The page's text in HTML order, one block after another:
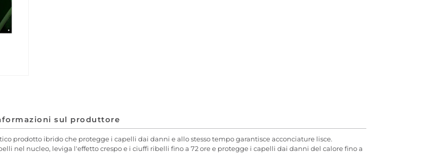
sul produttore
prodotto ibrido che protegge i capelli dai danni e allo stesso tempo garantisce acconciature lisce.
nel nucleo, leviga l'effetto crespo e i ciuffi ribelli fino a 72 ore e protegge i capelli dai danni del calore fino a